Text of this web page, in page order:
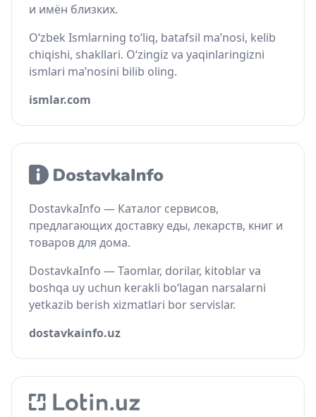
и имён близких.
O‘zbek Ismlarning to‘liq, batafsil ma’nosi, kelib
chiqishi, shakllari. O‘zingiz va yaqinlaringizni
ismlari ma’nosini bilib oling.
ismlar.com
DostavkaInfo — Каталог сервисов,
предлагающих доставку еды, лекарств, книг и
товаров для дома.
DostavkaInfo — Taomlar, dorilar, kitoblar va
boshqa uy uchun kerakli bo‘lagan narsalarni
yetkazib berish xizmatlari bor servislar.
dostavkainfo.uz